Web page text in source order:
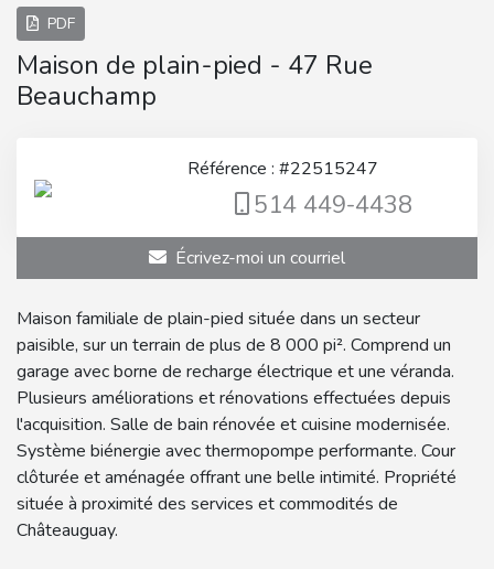
PDF
Maison de plain-pied - 47 Rue
Beauchamp
Référence : #22515247
514 449-4438
Écrivez-moi un courriel
Maison familiale de plain-pied située dans un secteur
paisible, sur un terrain de plus de 8 000 pi². Comprend un
garage avec borne de recharge électrique et une véranda.
Plusieurs améliorations et rénovations effectuées depuis
l'acquisition. Salle de bain rénovée et cuisine modernisée.
Système biénergie avec thermopompe performante. Cour
clôturée et aménagée offrant une belle intimité. Propriété
située à proximité des services et commodités de
Châteauguay.